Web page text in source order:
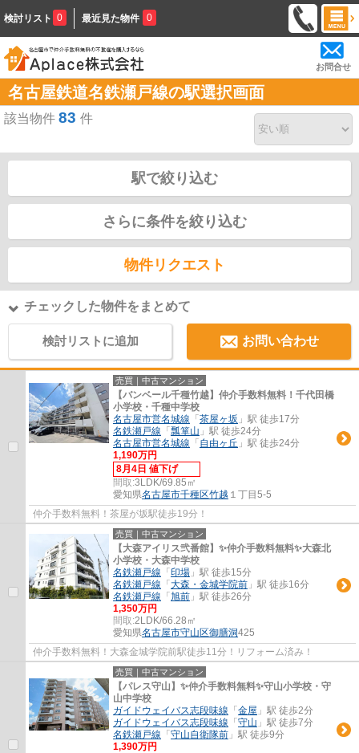
検討リスト 0 最近見た物件 0
お問合せ
名古屋鉄道名鉄瀬戸線の駅選択画面
該当物件 83 件
駅で絞り込む
さらに条件を絞り込む
物件リクエスト
チェックした物件をまとめて
検討リストに追加 お問い合わせ
売買｜中古マンション
【バンベール千種竹越】仲介手数料無料！千代田橋
小学校・千種中学校
名古屋市営名城線 「 茶屋ヶ坂 」駅 徒歩17分
名鉄瀬戸線 「 瓢箪山 」駅 徒歩24分
名古屋市営名城線 「 自由ヶ丘 」駅 徒歩24分
1,190万円
8月4日 値下げ
間取:3LDK/69.85㎡
愛知県名古屋市千種区竹越 １丁目5-5
仲介手数料無料！茶屋が坂駅徒歩19分！
売買｜中古マンション
【大森アイリス弐番館】✨️仲介手数料無料✨️大森北
小学校・大森中学校
名鉄瀬戸線 「 印場 」駅 徒歩15分
名鉄瀬戸線 「 大森・金城学院前 」駅 徒歩16分
名鉄瀬戸線 「 旭前 」駅 徒歩26分
1,350万円
間取:2LDK/66.28㎡
愛知県名古屋市守山区御膳洞425
仲介手数料無料！大森金城学院前駅徒歩11分！リフォーム済み！
売買｜中古マンション
【パレス守山】✨️仲介手数料無料✨️守山小学校・守
山中学校
ガイドウェイバス志段味線 「 金屋 」駅 徒歩2分
ガイドウェイバス志段味線 「 守山 」駅 徒歩7分
名鉄瀬戸線 「 守山自衛隊前 」駅 徒歩9分
1,390万円